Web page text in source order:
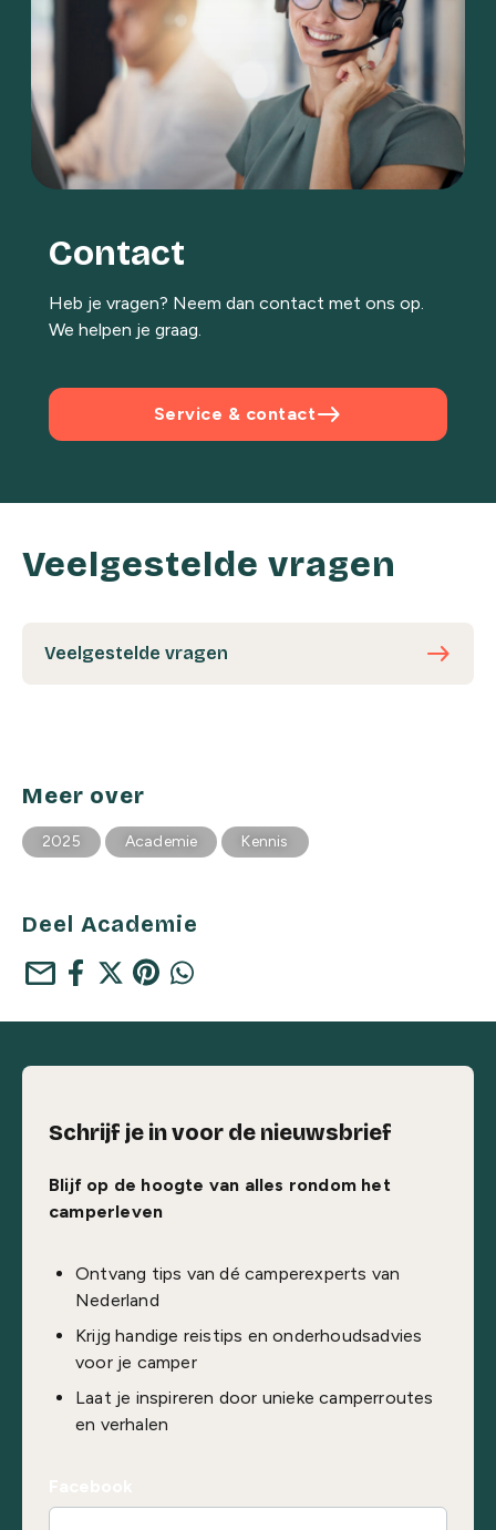
Contact
Heb je vragen? Neem dan contact met ons op.
We helpen je graag.
east
Service & contact
Veelgestelde vragen
east
Veelgestelde vragen
Meer over
2025 Academie Kennis
Deel Academie
mail
Schrijf je in voor de nieuwsbrief
Blijf op de hoogte van alles rondom het
camperleven
Ontvang tips van dé camperexperts van
Nederland
Krijg handige reistips en onderhoudsadvies
voor je camper
Laat je inspireren door unieke camperroutes
en verhalen